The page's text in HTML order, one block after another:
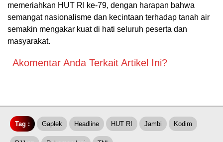
memeriahkan HUT RI ke-79, dengan harapan bahwa
semangat nasionalisme dan kecintaan terhadap tanah air
semakin mengakar kuat di hati seluruh peserta dan
masyarakat.
Akomentar Anda Terkait Artikel Ini?
Tag : Gaplek Headline HUT RI Jambi Kodim